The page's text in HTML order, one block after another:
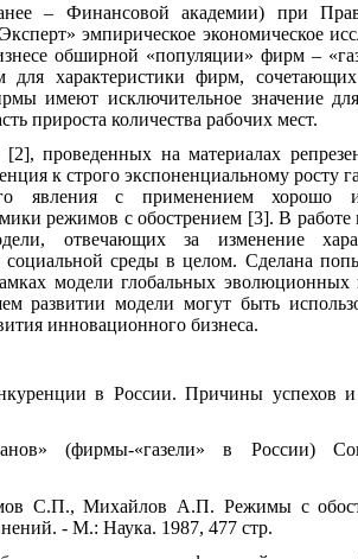
– Финансовой академии) при
эмпирическое экономическое
обширной «популяции» фирм –
характеристики фирм,
имеют исключительное значение
прироста количества рабочих мест.
проведенных на материалах
к строго экспоненциальному росту
явления с применением хорошо
режимов с обострением [3]. В работе
отвечающих за изменение
среды в целом. Сделана
модели глобальных эволюционных
развитии модели могут быть
инновационного бизнеса.
в России. Причины успехов и
(фирмы-«газели» в России)
С.П., Михайлов А.П. Режимы с
- М.: Наука. 1987, 477 стр.